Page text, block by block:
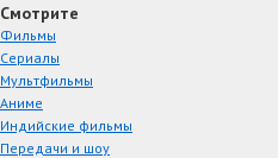
Смотрите
Фильмы
Сериалы
Мультфильмы
Аниме
Индийские фильмы
Передачи и шоу